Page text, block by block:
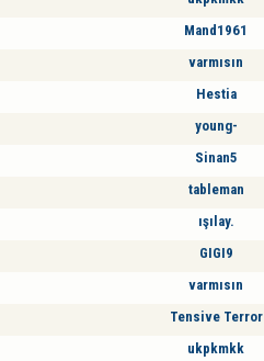
Mand1961
varmısın
Hestia
young-
Sinan5
tableman
ışılay.
GIGI9
varmısın
Tensive Terror
ukpkmkk